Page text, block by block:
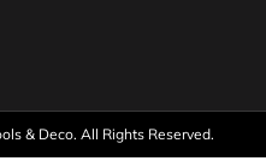
& Deco. All Rights Reserved.